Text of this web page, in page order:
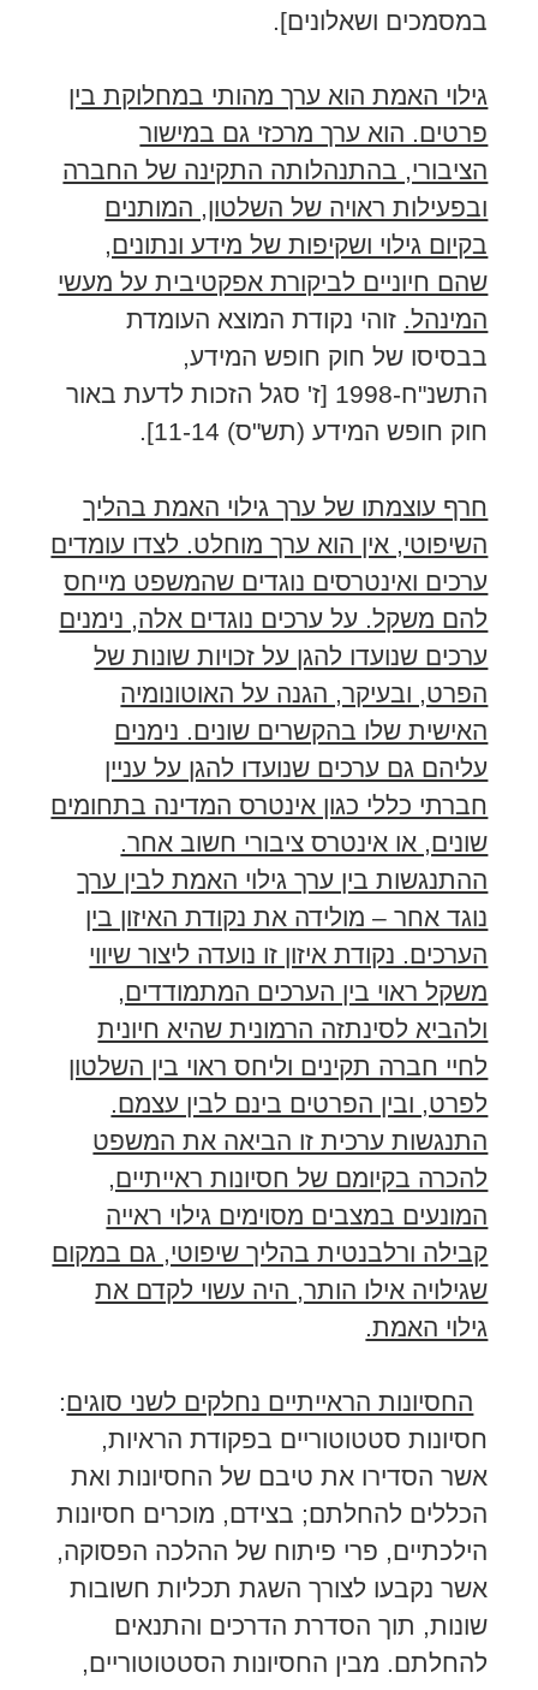
במסמכים ושאלונים].
גילוי האמת הוא ערך מהותי במחלוקת בין
פרטים. הוא ערך מרכזי גם במישור
הציבורי, בהתנהלותה התקינה של החברה
ובפעילות ראויה של השלטון, המותנים
בקיום גילוי ושקיפות של מידע ונתונים,
שהם חיוניים לביקורת אפקטיבית על מעשי
המינהל. זוהי נקודת המוצא העומדת
בבסיסו של חוק חופש המידע,
התשנ"ח-1998 [ז' סגל הזכות לדעת באור
חוק חופש המידע (תש"ס) 11-14].
חרף עוצמתו של ערך גילוי האמת בהליך
השיפוטי, אין הוא ערך מוחלט. לצדו עומדים
ערכים ואינטרסים נוגדים שהמשפט מייחס
להם משקל. על ערכים נוגדים אלה, נימנים
ערכים שנועדו להגן על זכויות שונות של
הפרט, ובעיקר, הגנה על האוטונומיה
האישית שלו בהקשרים שונים. נימנים
עליהם גם ערכים שנועדו להגן על עניין
חברתי כללי כגון אינטרס המדינה בתחומים
שונים, או אינטרס ציבורי חשוב אחר.
ההתנגשות בין ערך גילוי האמת לבין ערך
נוגד אחר – מולידה את נקודת האיזון בין
הערכים. נקודת איזון זו נועדה ליצור שיווי
משקל ראוי בין הערכים המתמודדים,
ולהביא לסינתזה הרמונית שהיא חיונית
לחיי חברה תקינים וליחס ראוי בין השלטון
לפרט, ובין הפרטים בינם לבין עצמם.
התנגשות ערכית זו הביאה את המשפט
להכרה בקיומם של חסיונות ראייתיים,
המונעים במצבים מסוימים גילוי ראייה
קבילה ורלבנטית בהליך שיפוטי, גם במקום
שגילויה אילו הותר, היה עשוי לקדם את
גילוי האמת.
החסיונות הראייתיים נחלקים לשני סוגים:
חסיונות סטטוטוריים בפקודת הראיות,
אשר הסדירו את טיבם של החסיונות ואת
הכללים להחלתם; בצידם, מוכרים חסיונות
הילכתיים, פרי פיתוח של ההלכה הפסוקה,
אשר נקבעו לצורך השגת תכליות חשובות
שונות, תוך הסדרת הדרכים והתנאים
להחלתם. מבין החסיונות הסטטוטוריים,